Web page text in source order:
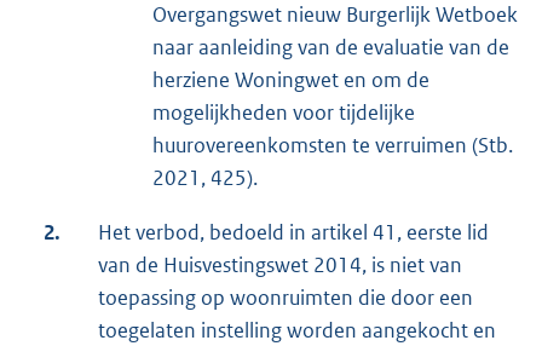
Overgangswet nieuw Burgerlijk Wetboek
naar aanleiding van de evaluatie van de
herziene Woningwet en om de
mogelijkheden voor tijdelijke
huurovereenkomsten te verruimen (Stb.
2021, 425).
2.
Het verbod, bedoeld in artikel 41, eerste lid
van de Huisvestingswet 2014, is niet van
toepassing op woonruimten die door een
toegelaten instelling worden aangekocht en